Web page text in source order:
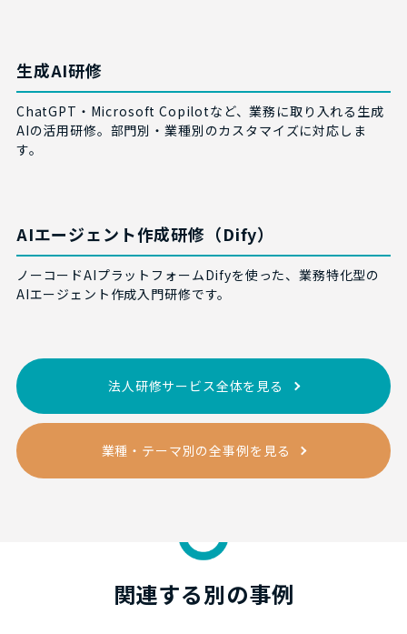
生成AI研修
ChatGPT・Microsoft Copilotなど、業務に取り入れる生成
AIの活用研修。部門別・業種別のカスタマイズに対応しま
す。
AIエージェント作成研修（Dify）
ノーコードAIプラットフォームDifyを使った、業務特化型の
AIエージェント作成入門研修です。
法人研修サービス全体を見る
業種・テーマ別の全事例を見る
関連する別の事例